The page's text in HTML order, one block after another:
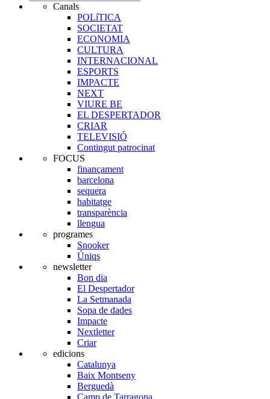
Canals
POLíTICA
SOCIETAT
ECONOMIA
CULTURA
INTERNACIONAL
ESPORTS
IMPACTE
NEXT
VIURE BE
EL DESPERTADOR
CRIAR
TELEVISIÓ
Contingut patrocinat
FOCUS
finançament
barcelona
sequera
habitatge
transparència
llengua
programes
Snooker
Úniqs
newsletter
Bon dia
El Despertador
La Setmanada
Sopa de dades
Impacte
Nextletter
Criar
edicions
Catalunya
Baix Montseny
Berguedà
Camp de Tarragona